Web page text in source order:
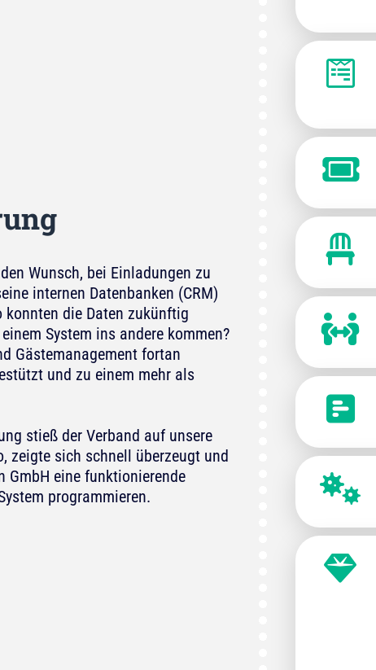
Wunsch, bei Einladungen zu
internen Datenbanken (CRM)
konnten die Daten zukünftig
System ins andere kommen?
Gästemanagement fortan
und zu einem mehr als
stieß der Verband auf unsere
zeigte sich schnell überzeugt und
GmbH eine funktionierende
programmieren.